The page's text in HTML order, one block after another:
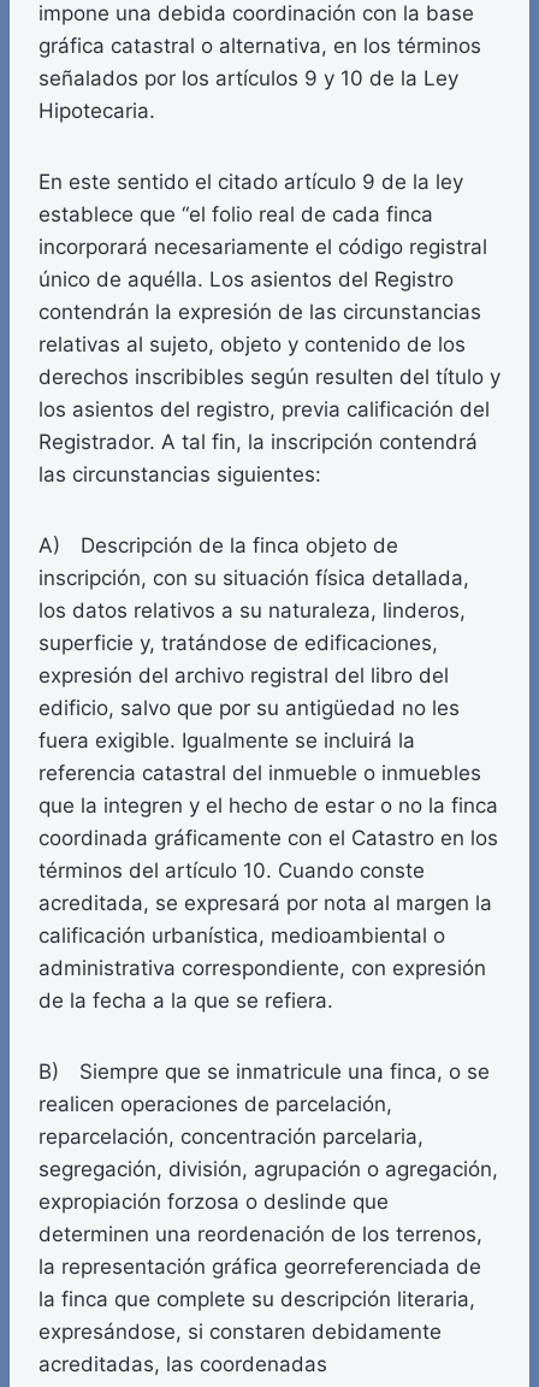
impone una debida coordinación con la base
gráfica catastral o alternativa, en los términos
señalados por los artículos 9 y 10 de la Ley
Hipotecaria.
En este sentido el citado artículo 9 de la ley
establece que “el folio real de cada finca
incorporará necesariamente el código registral
único de aquélla. Los asientos del Registro
contendrán la expresión de las circunstancias
relativas al sujeto, objeto y contenido de los
derechos inscribibles según resulten del título y
los asientos del registro, previa calificación del
Registrador. A tal fin, la inscripción contendrá
las circunstancias siguientes:
A) Descripción de la finca objeto de
inscripción, con su situación física detallada,
los datos relativos a su naturaleza, linderos,
superficie y, tratándose de edificaciones,
expresión del archivo registral del libro del
edificio, salvo que por su antigüedad no les
fuera exigible. Igualmente se incluirá la
referencia catastral del inmueble o inmuebles
que la integren y el hecho de estar o no la finca
coordinada gráficamente con el Catastro en los
términos del artículo 10. Cuando conste
acreditada, se expresará por nota al margen la
calificación urbanística, medioambiental o
administrativa correspondiente, con expresión
de la fecha a la que se refiera.
B) Siempre que se inmatricule una finca, o se
realicen operaciones de parcelación,
reparcelación, concentración parcelaria,
segregación, división, agrupación o agregación,
expropiación forzosa o deslinde que
determinen una reordenación de los terrenos,
la representación gráfica georreferenciada de
la finca que complete su descripción literaria,
expresándose, si constaren debidamente
acreditadas, las coordenadas